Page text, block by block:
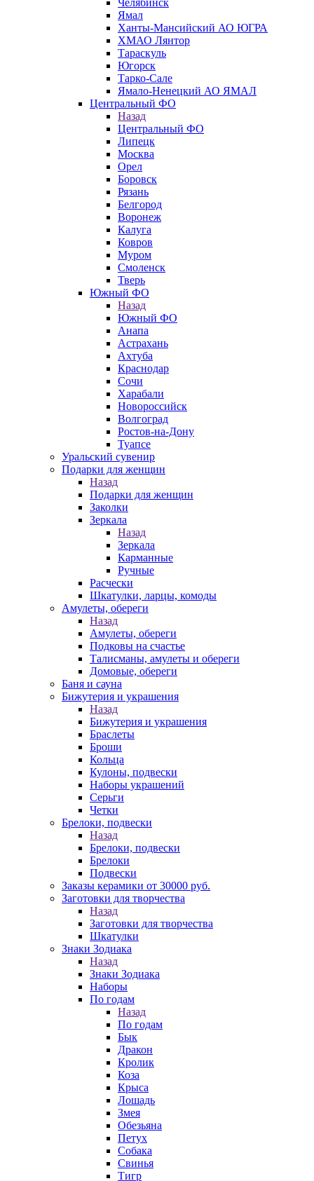
Челябинск
Ямал
Ханты-Мансийский АО ЮГРА
ХМАО Лянтор
Тараскуль
Югорск
Тарко-Сале
Ямало-Ненецкий АО ЯМАЛ
Центральный ФО
Назад
Центральный ФО
Липецк
Москва
Орел
Боровск
Рязань
Белгород
Воронеж
Калуга
Ковров
Муром
Смоленск
Тверь
Южный ФО
Назад
Южный ФО
Анапа
Астрахань
Ахтуба
Краснодар
Сочи
Харабали
Новороссийск
Волгоград
Ростов-на-Дону
Туапсе
Уральский сувенир
Подарки для женщин
Назад
Подарки для женщин
Заколки
Зеркала
Назад
Зеркала
Карманные
Ручные
Расчески
Шкатулки, ларцы, комоды
Амулеты, обереги
Назад
Амулеты, обереги
Подковы на счастье
Талисманы, амулеты и обереги
Домовые, обереги
Баня и сауна
Бижутерия и украшения
Назад
Бижутерия и украшения
Браслеты
Броши
Кольца
Кулоны, подвески
Наборы украшений
Серьги
Четки
Брелоки, подвески
Назад
Брелоки, подвески
Брелоки
Подвески
Заказы керамики от 30000 руб.
Заготовки для творчества
Назад
Заготовки для творчества
Шкатулки
Знаки Зодиака
Назад
Знаки Зодиака
Наборы
По годам
Назад
По годам
Бык
Дракон
Кролик
Коза
Крыса
Лошадь
Змея
Обезьяна
Петух
Собака
Свинья
Тигр